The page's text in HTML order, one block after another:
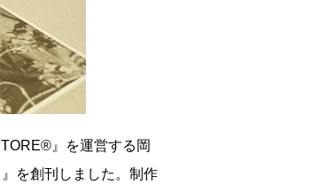
』を運営する岡
を創刊しました。制作